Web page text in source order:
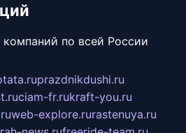
компаний по всей России
prazdnikdushi.ru
ciam-fr.rukraft-you.ru
web-explore.rurastenuya.ru